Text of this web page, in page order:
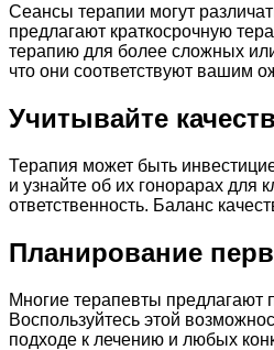
Сеансы терапии могут
предлагают краткосрочную
терапию для более сложных
что они соответствуют вашим
Учитывайте
Терапия может быть
и узнайте об их гонорарах для
ответственность. Баланс
Планирование
Многие терапевты предлагают
Воспользуйтесь этой
подходе к лечению и любых